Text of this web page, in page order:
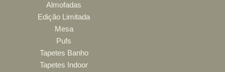
Almofadas
Edição Limitada
Mesa
Pufs
Tapetes Banho
Tapetes Indoor